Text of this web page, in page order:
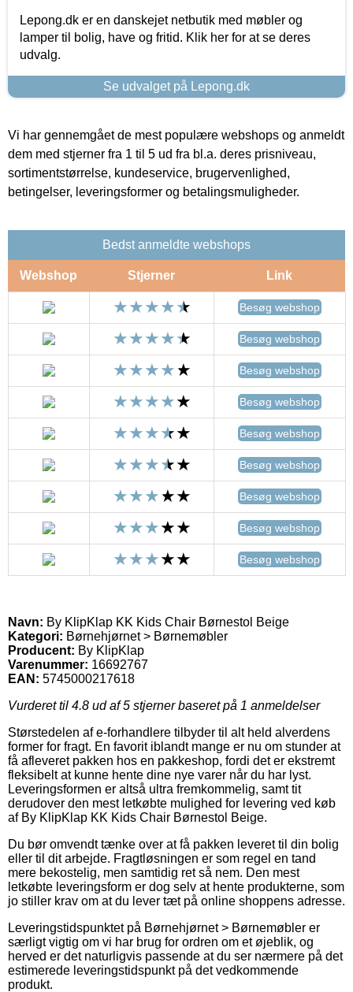
Lepong.dk er en danskejet netbutik med møbler og
lamper til bolig, have og fritid. Klik her for at se deres
udvalg.
Se udvalget på Lepong.dk
Vi har gennemgået de mest populære webshops og anmeldt
dem med stjerner fra 1 til 5 ud fra bl.a. deres prisniveau,
sortimentstørrelse, kundeservice, brugervenlighed,
betingelser, leveringsformer og betalingsmuligheder.
Bedst anmeldte webshops
Webshop Stjerner Link
Besøg webshop
Besøg webshop
Besøg webshop
Besøg webshop
Besøg webshop
Besøg webshop
Besøg webshop
Besøg webshop
Besøg webshop
Navn: By KlipKlap KK Kids Chair Børnestol Beige
Kategori: Børnehjørnet > Børnemøbler
Producent: By KlipKlap
Varenummer: 16692767
EAN: 5745000217618
Vurderet til 4.8 ud af 5 stjerner baseret på 1 anmeldelser
Størstedelen af e-forhandlere tilbyder til alt held alverdens
former for fragt. En favorit iblandt mange er nu om stunder at
få afleveret pakken hos en pakkeshop, fordi det er ekstremt
fleksibelt at kunne hente dine nye varer når du har lyst.
Leveringsformen er altså ultra fremkommelig, samt tit
derudover den mest letkøbte mulighed for levering ved køb
af By KlipKlap KK Kids Chair Børnestol Beige.
Du bør omvendt tænke over at få pakken leveret til din bolig
eller til dit arbejde. Fragtløsningen er som regel en tand
mere bekostelig, men samtidig ret så nem. Den mest
letkøbte leveringsform er dog selv at hente produkterne, som
jo stiller krav om at du lever tæt på online shoppens adresse.
Leveringstidspunktet på Børnehjørnet > Børnemøbler er
særligt vigtig om vi har brug for ordren om et øjeblik, og
herved er det naturligvis passende at du ser nærmere på det
estimerede leveringstidspunkt på det vedkommende
produkt.